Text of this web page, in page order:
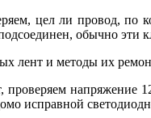
цел ли провод, по
обычно эти
проверяем напряжение
исправной